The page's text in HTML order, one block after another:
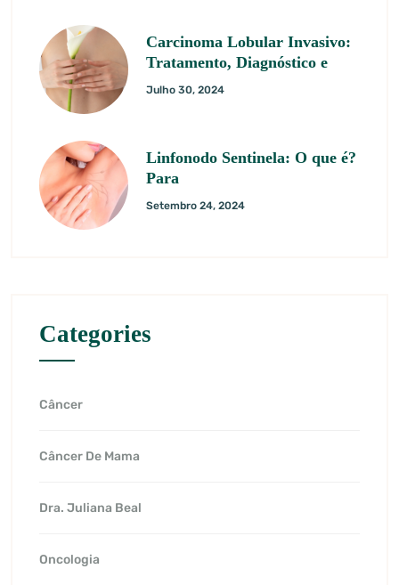
Carcinoma Lobular Invasivo:
Tratamento, Diagnóstico e
Julho 30, 2024
Linfonodo Sentinela: O que é?
Para
Setembro 24, 2024
Categories
Câncer
Câncer De Mama
Dra. Juliana Beal
Oncologia